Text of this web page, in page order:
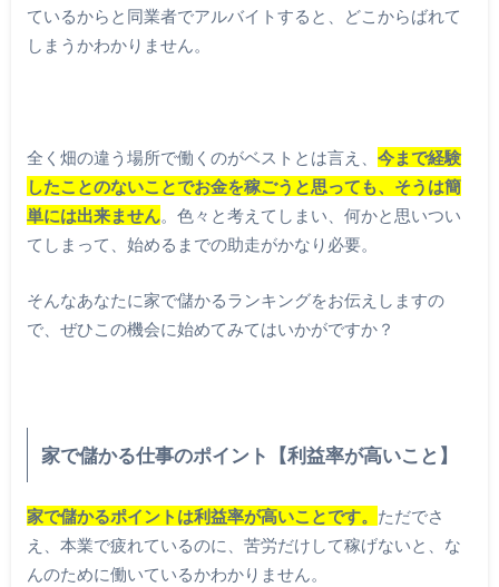
ているからと同業者でアルバイトすると、どこからばれて
しまうかわかりません。
全く畑の違う場所で働くのがベストとは言え、 今まで経験
したことのないことでお金を稼ごうと思っても、そうは簡
単には出来ません。色々と考えてしまい、何かと思いつい
てしまって、始めるまでの助走がかなり必要。
そんなあなたに家で儲かるランキングをお伝えしますの
で、ぜひこの機会に始めてみてはいかがですか？
家で儲かる仕事のポイント【利益率が高いこと】
家で儲かるポイントは利益率が高いことです。 ただでさ
え、本業で疲れているのに、苦労だけして稼げないと、な
んのために働いているかわかりません。